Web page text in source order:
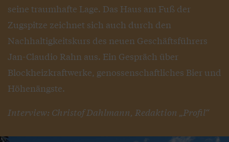
seine traumhafte Lage. Das Haus am Fuß der
Zugspitze zeichnet sich auch durch den
Nachhaltigkeitskurs des neuen Geschäftsführers
Jan-Claudio Rahn aus. Ein Gespräch über
Blockheizkraftwerke, genossenschaftliches Bier und
Höhenängste.
Interview: Christof Dahlmann, Redaktion „Profil“